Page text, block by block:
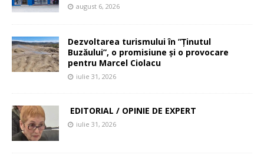
august 6, 2026
Dezvoltarea turismului în ”Ținutul
Buzăului”, o promisiune și o provocare
pentru Marcel Ciolacu
iulie 31, 2026
EDITORIAL / OPINIE DE EXPERT
iulie 31, 2026